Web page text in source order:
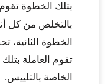
بتلك الخطوة
بالتخلص من كل
الخطوة الثانية،
تقوم العاملة
الخاصة بالتلييس.